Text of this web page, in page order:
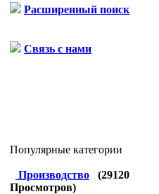
Расширенный поиск
Связь с нами
Популярные категории
Производство (29120
Просмотров)